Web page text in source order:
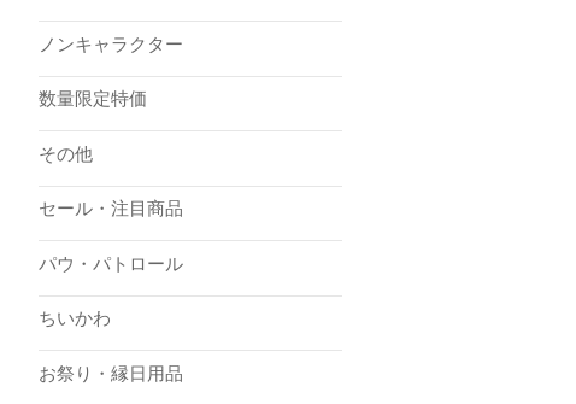
ノンキャラクター
数量限定特価
その他
セール・注目商品
パウ・パトロール
ちいかわ
お祭り・縁日用品